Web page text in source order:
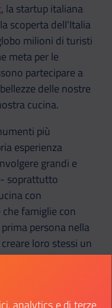
, la startup italiana
scoperta dell’Italia
milioni di turisti
meta per le
partecipare a
delle nostre
cucina.
più
esperienza
grandi e
soprattutto
con
famiglie con
persona nella
loro stessi un
sotto la guida
tramandano di
analytics e di terze